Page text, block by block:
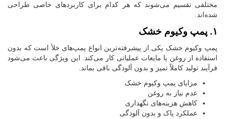
مختلفی تقسیم می‌شوند که هر کدام برای کاربردهای خاصی طراحی
شده‌اند.
۱. پمپ وکیوم خشک
پمپ وکیوم خشک یکی از پیشرفته‌ترین انواع پمپ‌های خلأ است که بدون
استفاده از روغن یا مایعات عملیاتی کار می‌کند. این ویژگی باعث می‌شود
فرآیند تولید کاملاً تمیز و بدون آلودگی باقی بماند.
مزایای پمپ وکیوم خشک
عدم نیاز به روغن
کاهش هزینه‌های نگهداری
عملکرد پاک و بدون آلودگی